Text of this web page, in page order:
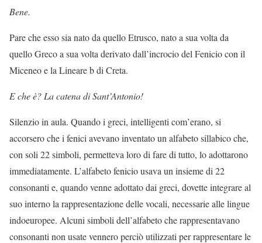
Bene.
Pare che esso sia nato da quello Etrusco, nato a sua volta da
quello Greco a sua volta derivato dall’incrocio del Fenicio con il
Miceneo e la Lineare b di Creta.
E che è? La catena di Sant’Antonio!
Silenzio in aula. Quando i greci, intelligenti com’erano, si
accorsero che i fenici avevano inventato un alfabeto sillabico che,
con soli 22 simboli, permetteva loro di fare di tutto, lo adottarono
immediatamente. L’alfabeto fenicio usava un insieme di 22
consonanti e, quando venne adottato dai greci, dovette integrare al
suo interno la rappresentazione delle vocali, necessarie alle lingue
indoeuropee. Alcuni simboli dell’alfabeto che rappresentavano
consonanti non usate vennero perciò utilizzati per rappresentare le